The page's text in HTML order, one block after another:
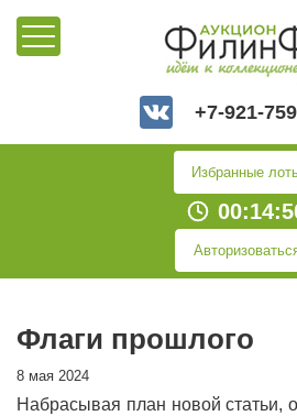
+7-921-
Избранные
Флаги прошлого
8 мая 2024
Набрасывая план новой статьи,